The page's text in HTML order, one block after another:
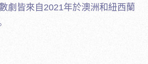
劇皆來自 2021年於澳洲和紐西蘭